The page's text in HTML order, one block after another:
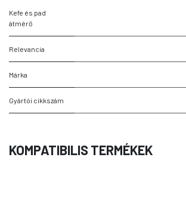
Kefe és pad
átmérő
Relevancia
Márka
Gyártói cikkszám
KOMPATIBILIS TERMÉKEK